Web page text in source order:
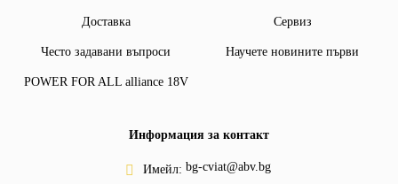
Доставка Сервиз
Често задавани въпроси Научете новините първи
POWER FOR ALL alliance 18V
Информация за контакт
Имейл: bg-cviat@abv.bg